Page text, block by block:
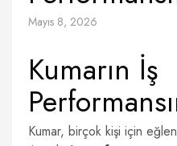
Mayıs 8, 2026
Kumarın İş
Kumar, birçok kişi için